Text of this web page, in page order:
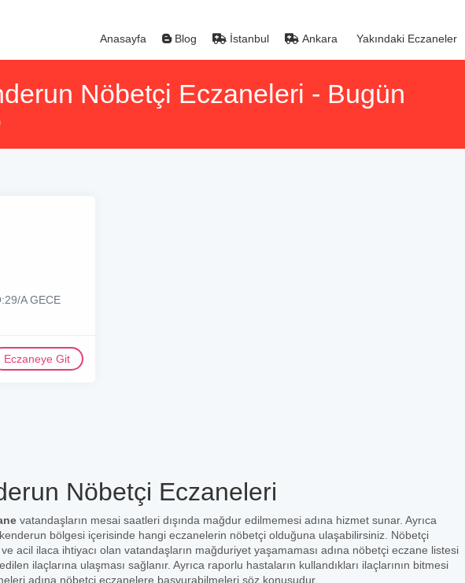
Anasayfa Blog İstanbul Ankara Yakındaki Eczaneler
Nöbetçi Eczaneleri - Bugün
A GECE
Eczaneye Git
Nöbetçi Eczaneleri
vatandaşların mesai saatleri dışında mağdur edilmemesi adına hizmet sunar. Ayrıca
bölgesi içerisinde hangi eczanelerin nöbetçi olduğuna ulaşabilirsiniz. Nöbetçi
acil ilaca ihtiyacı olan vatandaşların mağduriyet yaşamaması adına nöbetçi eczane listesi
ilaçlarına ulaşması sağlanır. Ayrıca raporlu hastaların kullandıkları ilaçlarının bitmesi
adına nöbetçi eczanelere başvurabilmeleri söz konusudur.